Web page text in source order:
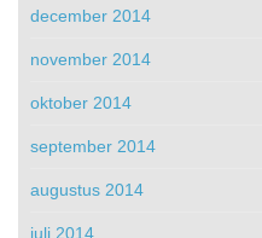
december 2014
november 2014
oktober 2014
september 2014
augustus 2014
juli 2014